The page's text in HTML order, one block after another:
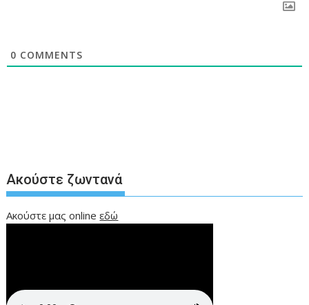
0 COMMENTS
Ακούστε ζωντανά
Ακούστε μας onlineεδώ